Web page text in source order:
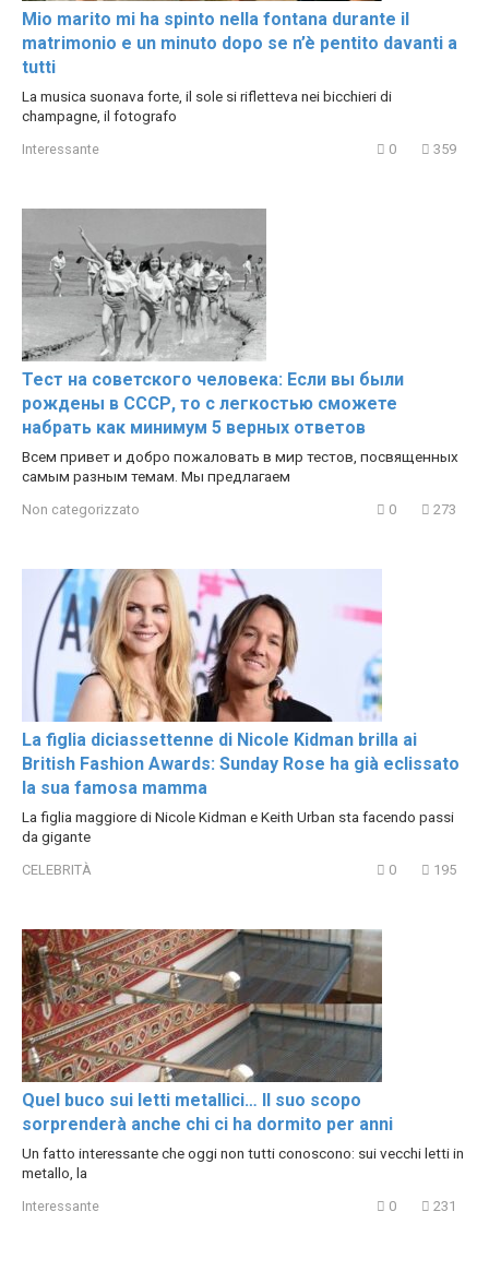
Mio marito mi ha spinto nella fontana durante il
matrimonio e un minuto dopo se n’è pentito davanti a
tutti
La musica suonava forte, il sole si rifletteva nei bicchieri di
champagne, il fotografo
Interessante 0 359
Тест на советского человека: Если вы были
рождены в СССР, то с легкостью сможете
набрать как минимум 5 верных ответов
Всем привет и добро пожаловать в мир тестов, посвященных
самым разным темам. Мы предлагаем
Non categorizzato 0 273
La figlia diciassettenne di Nicole Kidman brilla ai
British Fashion Awards: Sunday Rose ha già eclissato
la sua famosa mamma
La figlia maggiore di Nicole Kidman e Keith Urban sta facendo passi
da gigante
CELEBRITÀ 0 195
Quel buco sui letti metallici… Il suo scopo
sorprenderà anche chi ci ha dormito per anni
Un fatto interessante che oggi non tutti conoscono: sui vecchi letti in
metallo, la
Interessante 0 231